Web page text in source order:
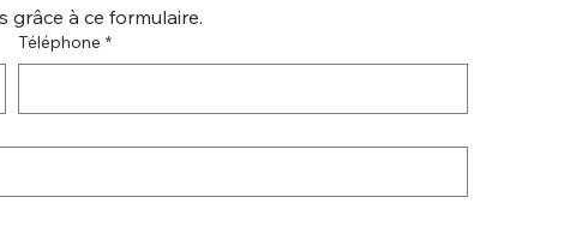
grâce à ce formulaire.
Téléphone *